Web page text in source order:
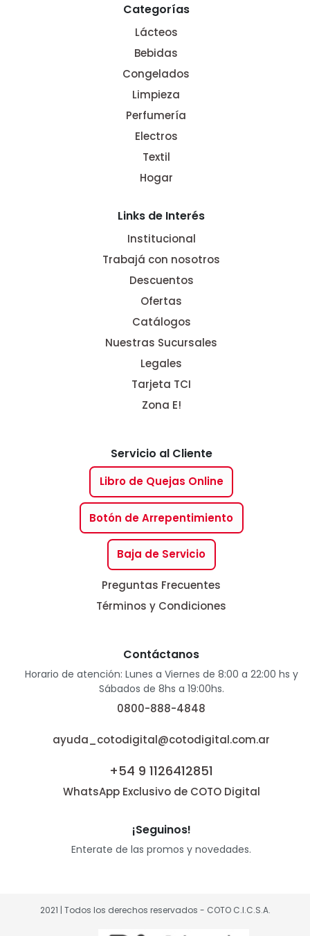
Categorías
Lácteos
Bebidas
Congelados
Limpieza
Perfumería
Electros
Textil
Hogar
Links de Interés
Institucional
Trabajá con nosotros
Descuentos
Ofertas
Catálogos
Nuestras Sucursales
Legales
Tarjeta TCI
Zona E!
Servicio al Cliente
Libro de Quejas Online
Botón de Arrepentimiento
Baja de Servicio
Preguntas Frecuentes
Términos y Condiciones
Contáctanos
Horario de atención: Lunes a Viernes de 8:00 a 22:00 hs y
Sábados de 8hs a 19:00hs.
0800-888-4848
ayuda_cotodigital@cotodigital.com.ar
+54 9 1126412851
WhatsApp Exclusivo de COTO Digital
¡Seguinos!
Enterate de las promos y novedades.
2021 | Todos los derechos reservados - COTO C.I.C.S.A.